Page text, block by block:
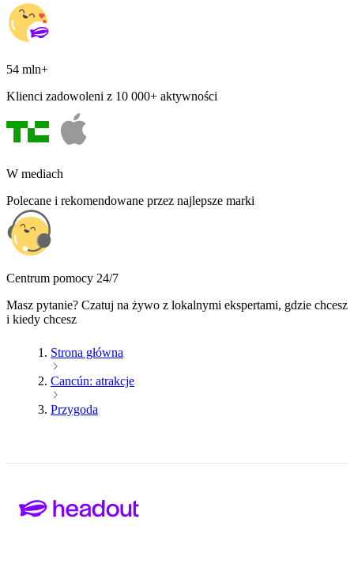
54 mln+
Klienci zadowoleni z 10 000+ aktywności
W mediach
Polecane i rekomendowane przez najlepsze marki
Centrum pomocy 24/7
Masz pytanie? Czatuj na żywo z lokalnymi ekspertami, gdzie chcesz
i kiedy chcesz
Strona główna
Cancún: atrakcje
Przygoda